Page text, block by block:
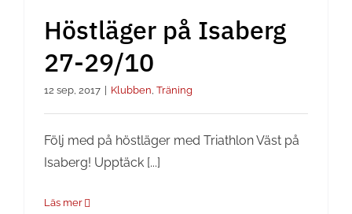
Höstläger på Isaberg
27-29/10
12 sep, 2017 Klubben, Träning
Följ med på höstläger med Triathlon Väst på
Isaberg! Upptäck [...]
Läs mer